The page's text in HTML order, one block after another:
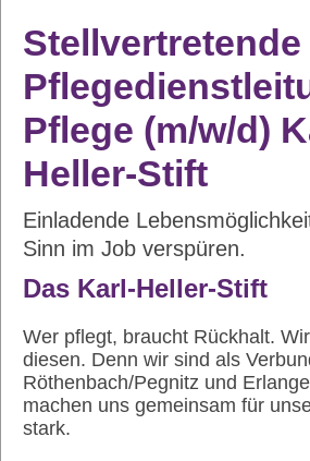
Stellvertretende
Pflege (m/w/d)
Heller-Stift
Einladende
Sinn im Job verspüren.
Das Karl-Heller-Stift
Wer pflegt, braucht Rückhalt.
diesen. Denn wir sind als
Röthenbach/Pegnitz und
machen uns gemeinsam für
stark.